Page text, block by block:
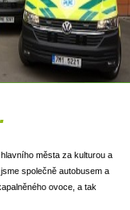
města za kulturou a
společně autobusem a
ovoce, a tak